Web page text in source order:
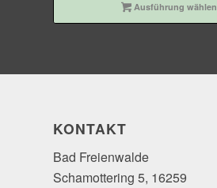
Ausführung wählen
KONTAKT
Bad Freienwalde
Schamottering 5, 16259